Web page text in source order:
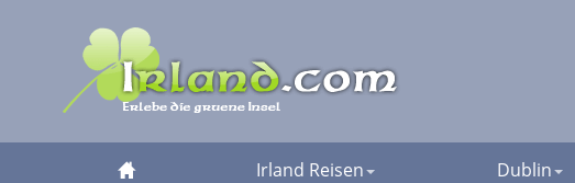
Irland Reisen Dublin